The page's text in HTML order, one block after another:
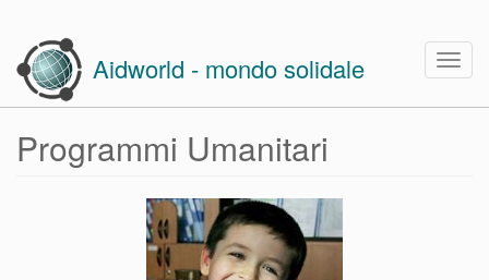
main
content
Aidworld - mondo solidale
Programmi Umanitari